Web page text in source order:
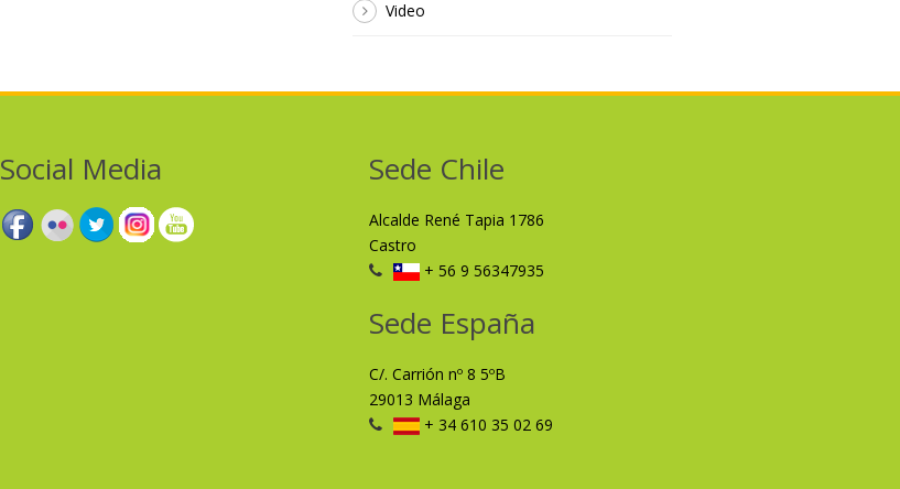
Video
Social Media Sede Chile
Alcalde René Tapia 1786
Castro
+ 56 9 56347935
Sede España
C/. Carrión nº 8 5ºB
29013 Málaga
+ 34 610 35 02 69